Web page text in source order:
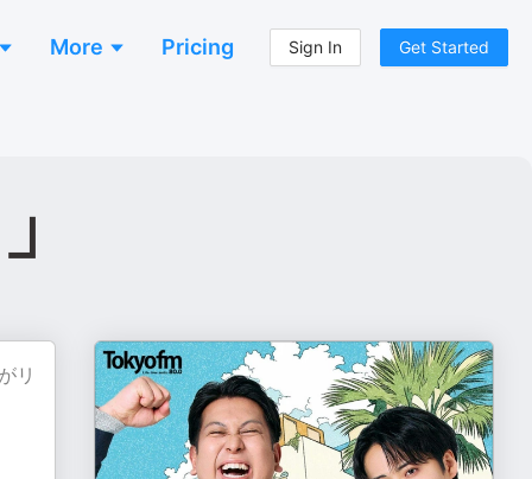
More Pricing Sign In Get Started
リ